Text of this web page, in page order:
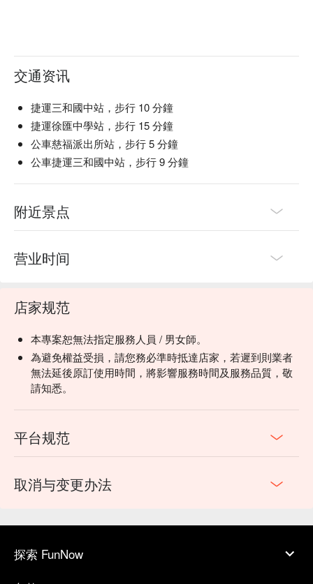
交通资讯
捷運三和國中站，步行 10 分鐘
捷運徐匯中學站，步行 15 分鐘
公車慈福派出所站，步行 5 分鐘
公車捷運三和國中站，步行 9 分鐘
附近景点
营业时间
店家规范
本專案恕無法指定服務人員 / 男女師。
為避免權益受損，請您務必準時抵達店家，若遲到則業者
無法延後原訂使用時間，將影響服務時間及服務品質，敬
請知悉。
平台规范
取消与变更办法
探索 FunNow